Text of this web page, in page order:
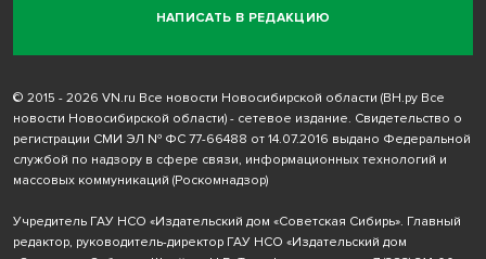
НАПИСАТЬ В РЕДАКЦИЮ
© 2015 - 2026 VN.ru Все новости Новосибирской области (ВН.ру Все
новости Новосибирской области) - сетевое издание. Свидетельство о
регистрации СМИ ЭЛ № ФС 77-66488 от 14.07.2016 выдано Федеральной
службой по надзору в сфере связи, информационных технологий и
массовых коммуникаций (Роскомнадзор)
Учредитель ГАУ НСО «Издательский дом «Советская Сибирь». Главный
редактор, руководитель-директор ГАУ НСО «Издательский дом